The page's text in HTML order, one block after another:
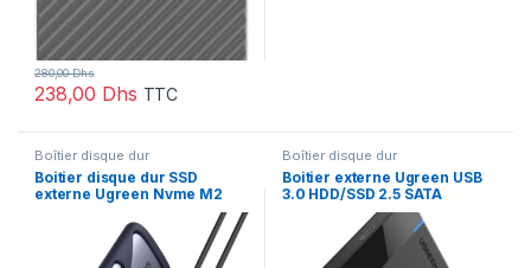
238,00 Dhs
280,00Dhs
TTC
Boîtier disque dur
Boitier disque dur SSD
externe Ugreen Nvme M2
Boîtier disque dur
Boitier externe Ugreen USB
3.0 HDD/SSD 2.5 SATA